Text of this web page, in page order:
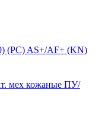
(РС) AS+/AF+ (KN)
мех кожаные ПУ/